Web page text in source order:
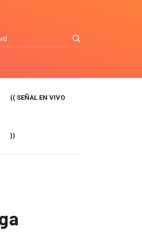
(( SEÑAL EN VIVO
))